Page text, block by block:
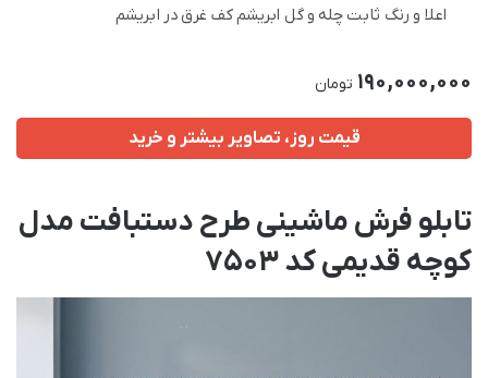
اعلا و رنگ ثابت چله و گل ابریشم کف غرق در ابریشم
190,000,000 تومان
قیمت روز، تصاویر بیشتر و خرید
تابلو فرش ماشینی طرح دستبافت مدل
کوچه قدیمی کد 7503